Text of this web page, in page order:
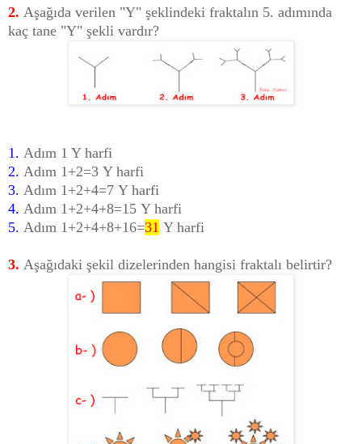
2. Aşağıda verilen "Y" şeklindeki fraktalın 5. adımında
kaç tane "Y" şekli vardır?
1. Adım 1 Y harfi
2. Adım 1+2=3 Y harfi
3. Adım 1+2+4=7 Y harfi
4. Adım 1+2+4+8=15 Y harfi
5. Adım 1+2+4+8+16=31 Y harfi
3. Aşağıdaki şekil dizelerinden hangisi fraktalı belirtir?